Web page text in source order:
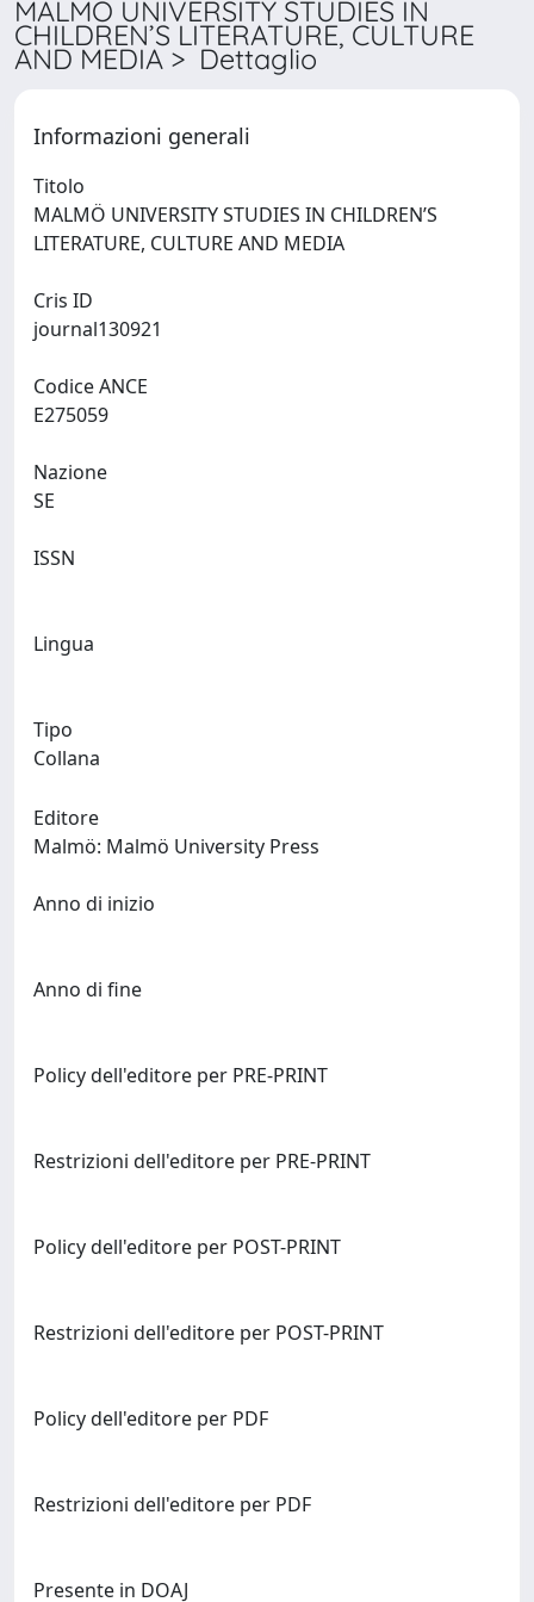
MALMÖ UNIVERSITY STUDIES IN
CHILDREN’S LITERATURE, CULTURE
AND MEDIA > Dettaglio
Informazioni generali
Titolo
MALMÖ UNIVERSITY STUDIES IN CHILDREN’S
Cris ID
Codice ANCE
Nazione
ISSN
Lingua
Tipo
Collana
Editore
Anno di inizio
Anno di fine
Policy dell'editore per PRE-PRINT
Restrizioni dell'editore per PRE-PRINT
Policy dell'editore per POST-PRINT
Restrizioni dell'editore per POST-PRINT
Policy dell'editore per PDF
Restrizioni dell'editore per PDF
Presente in DOAJ